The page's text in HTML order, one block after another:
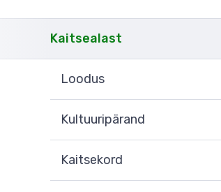
Kaitsealast
Loodus
Kultuuripärand
Kaitsekord